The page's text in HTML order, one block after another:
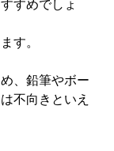
すめでしょ
す。
、鉛筆やボー
不向きといえ